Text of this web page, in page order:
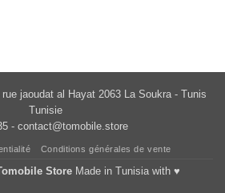
jaoudat al Hayat 2063 La Soukra - Tunis
Tunisie
- contact@tomobile.store
Conditions générales de vente
StoreMade in Tunisia with ♥